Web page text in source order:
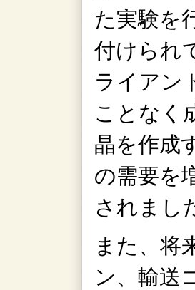
た実験を
付けられ
ライアン
ことなく
晶を作成
の需要を
されまし
また、将
ン、輸送